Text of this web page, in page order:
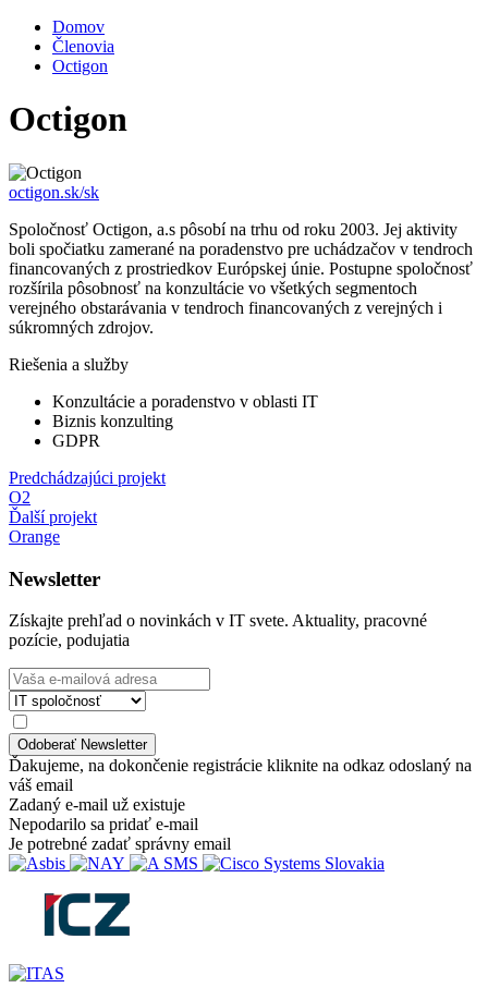
Domov
Členovia
Octigon
Octigon
octigon.sk/sk
Spoločnosť Octigon, a.s pôsobí na trhu od roku 2003. Jej aktivity
boli spočiatku zamerané na poradenstvo pre uchádzačov v tendroch
financovaných z prostriedkov Európskej únie. Postupne spoločnosť
rozšírila pôsobnosť na konzultácie vo všetkých segmentoch
verejného obstarávania v tendroch financovaných z verejných i
súkromných zdrojov.
Riešenia a služby
Konzultácie a poradenstvo v oblasti IT
Biznis konzulting
GDPR
Predchádzajúci projekt
O2
Ďalší projekt
Orange
Newsletter
Získajte prehľad o novinkách v IT svete. Aktuality, pracovné
pozície, podujatia
Ďakujeme, na dokončenie registrácie kliknite na odkaz odoslaný na
váš email
Zadaný e-mail už existuje
Nepodarilo sa pridať e-mail
Je potrebné zadať správny email